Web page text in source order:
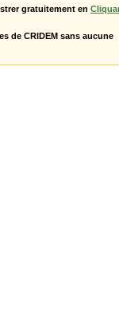
gratuitement en
de CRIDEM sans aucune